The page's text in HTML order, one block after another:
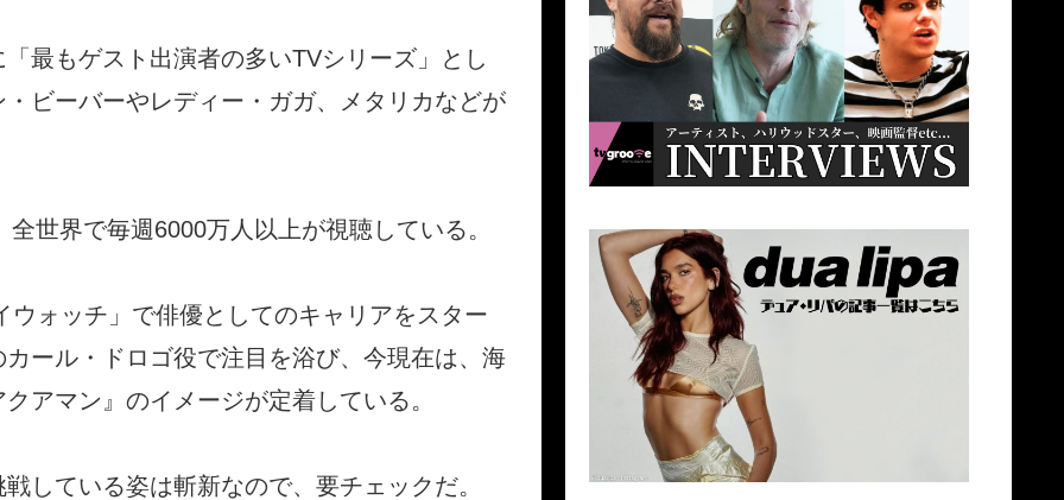
最もゲスト出演者の多いTVシリーズ」とし
ビーバーやレディー・ガガ、メタリカなどが
世界で毎週6000万人以上が視聴している。
ォッチ」で俳優としてのキャリアをスター
ール・ドロゴ役で注目を浴び、今現在は、海
アマン』のイメージが定着している。
している姿は斬新なので、要チェックだ。